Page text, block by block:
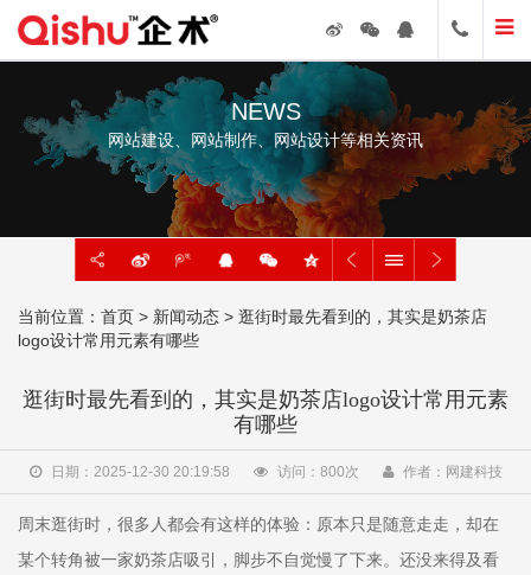
NEWS
网站建设、网站制作、网站设计等相关资讯
当前位置： 首页 > 新闻动态 > 逛街时最先看到的，其实是奶茶店
logo设计常用元素有哪些
逛街时最先看到的，其实是奶茶店logo设计常用元素
有哪些
日期：2025-12-30 20:19:58 访问： 800次 作者：网建科技
周末逛街时，很多人都会有这样的体验：原本只是随意走走，却在
某个转角被一家奶茶店吸引，脚步不自觉慢了下来。还没来得及看